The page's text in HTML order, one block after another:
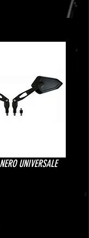
UNIVERSALE